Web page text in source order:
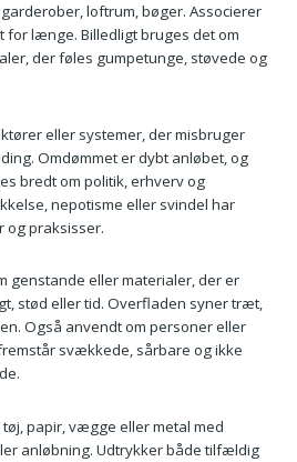
loftrum, bøger. Associerer
for længe. Billedligt bruges det om
der føles gumpetunge, støvede og
eller systemer, der misbruger
Omdømmet er dybt anløbet, og
bredt om politik, erhverv og
nepotisme eller svindel har
og praksisser.
genstande eller materialer, der er
stød eller tid. Overfladen syner træt,
Også anvendt om personer eller
svækkede, sårbare og ikke
tøj, papir, vægge eller metal med
anløbning. Udtrykker både tilfældig